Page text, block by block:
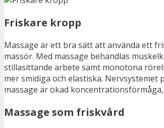
Friskare kropp
Massage är ett bra sätt att använda ett
massör. Med massage behandlas
stillasittande arbete samt monotona
mer smidiga och elastiska.
massage är ökad
Massage som friskvård